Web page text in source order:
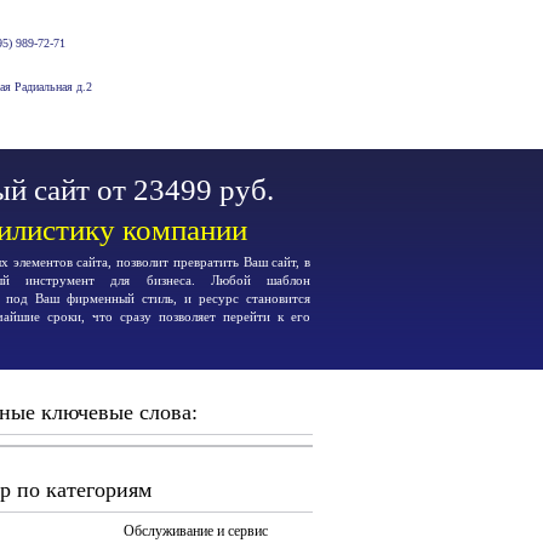
989-72-71
Радиальная д.2
сайт от 23499 руб.
компании
элементов сайта, позволит превратить Ваш сайт, в
инструмент для бизнеса. Любой шаблон
под Ваш фирменный стиль, и ресурс становится
сроки, что сразу позволяет перейти к его
ключевые слова:
по категориям
Обслуживание и сервис